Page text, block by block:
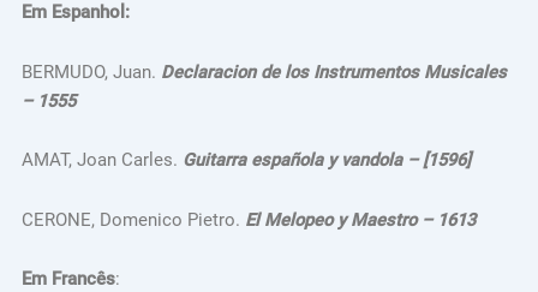
Em Espanhol:
BERMUDO, Juan. Declaracion de los Instrumentos Musicales
– 1555
AMAT, Joan Carles. Guitarra española y vandola – [1596]
CERONE, Domenico Pietro. El Melopeo y Maestro – 1613
Em Francês: